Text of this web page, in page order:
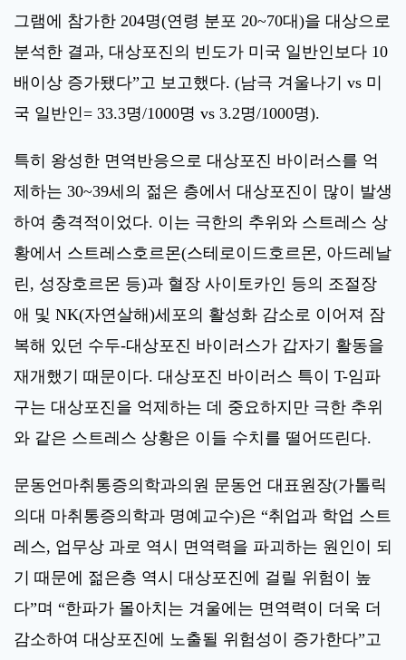
그램에 참가한 204명(연령 분포 20~70대)을 대상으로
분석한 결과, 대상포진의 빈도가 미국 일반인보다 10
배이상 증가됐다”고 보고했다. (남극 겨울나기 vs 미
국 일반인= 33.3명/1000명 vs 3.2명/1000명).
특히 왕성한 면역반응으로 대상포진 바이러스를 억
제하는 30~39세의 젊은 층에서 대상포진이 많이 발생
하여 충격적이었다. 이는 극한의 추위와 스트레스 상
황에서 스트레스호르몬(스테로이드호르몬, 아드레날
린, 성장호르몬 등)과 혈장 사이토카인 등의 조절장
애 및 NK(자연살해)세포의 활성화 감소로 이어져 잠
복해 있던 수두-대상포진 바이러스가 갑자기 활동을
재개했기 때문이다. 대상포진 바이러스 특이 T-임파
구는 대상포진을 억제하는 데 중요하지만 극한 추위
와 같은 스트레스 상황은 이들 수치를 떨어뜨린다.
문동언마취통증의학과의원 문동언 대표원장(가톨릭
의대 마취통증의학과 명예교수)은 “취업과 학업 스트
레스, 업무상 과로 역시 면역력을 파괴하는 원인이 되
기 때문에 젊은층 역시 대상포진에 걸릴 위험이 높
다”며 “한파가 몰아치는 겨울에는 면역력이 더욱 더
감소하여 대상포진에 노출될 위험성이 증가한다”고